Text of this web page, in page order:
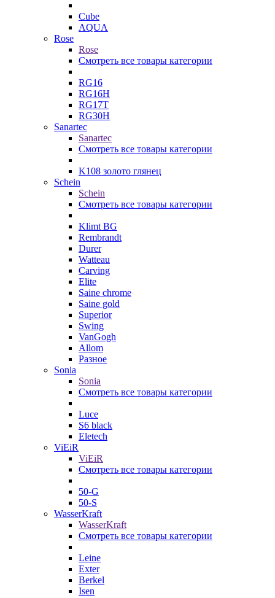
Cube
AQUA
Rose
Rose
Смотреть все товары категории
RG16
RG16H
RG17T
RG30H
Sanartec
Sanartec
Смотреть все товары категории
K108 золото глянец
Schein
Schein
Смотреть все товары категории
Klimt BG
Rembrandt
Durer
Watteau
Carving
Elite
Saine chrome
Saine gold
Superior
Swing
VanGogh
Allom
Разное
Sonia
Sonia
Смотреть все товары категории
Luce
S6 black
Eletech
ViEiR
ViEiR
Смотреть все товары категории
50-G
50-S
WasserKraft
WasserKraft
Смотреть все товары категории
Leine
Exter
Berkel
Isen